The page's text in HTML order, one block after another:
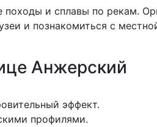
и сплавы по рекам.
и познакомиться с
Анжерский
эффект.
профилями.